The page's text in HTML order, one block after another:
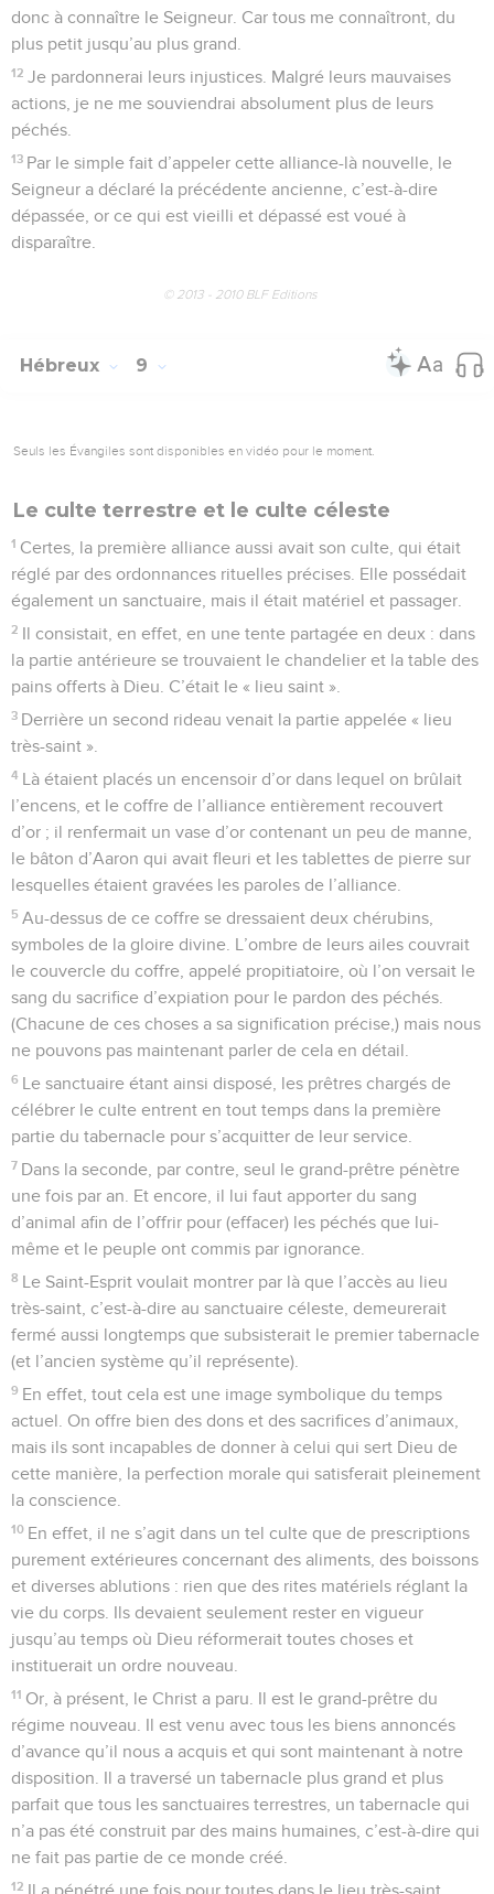
donc à connaître le Seigneur. Car tous me connaîtront, du
plus petit jusqu’au plus grand.
12 Je pardonnerai leurs injustices. Malgré leurs mauvaises
actions, je ne me souviendrai absolument plus de leurs
péchés.
13 Par le simple fait d’appeler cette alliance-là nouvelle, le
Seigneur a déclaré la précédente ancienne, c’est-à-dire
dépassée, or ce qui est vieilli et dépassé est voué à
disparaître.
© 2013 - 2010 BLF Editions
Hébreux 9
Seuls les Évangiles sont disponibles en vidéo pour le moment.
Le culte terrestre et le culte céleste
1 Certes, la première alliance aussi avait son culte, qui était
réglé par des ordonnances rituelles précises. Elle possédait
également un sanctuaire, mais il était matériel et passager.
2 Il consistait, en effet, en une tente partagée en deux : dans
la partie antérieure se trouvaient le chandelier et la table des
pains offerts à Dieu. C’était le « lieu saint ».
3 Derrière un second rideau venait la partie appelée « lieu
très-saint ».
4 Là étaient placés un encensoir d’or dans lequel on brûlait
l’encens, et le coffre de l’alliance entièrement recouvert
d’or ; il renfermait un vase d’or contenant un peu de manne,
le bâton d’Aaron qui avait fleuri et les tablettes de pierre sur
lesquelles étaient gravées les paroles de l’alliance.
5 Au-dessus de ce coffre se dressaient deux chérubins,
symboles de la gloire divine. L’ombre de leurs ailes couvrait
le couvercle du coffre, appelé propitiatoire, où l’on versait le
sang du sacrifice d’expiation pour le pardon des péchés.
(Chacune de ces choses a sa signification précise,) mais nous
ne pouvons pas maintenant parler de cela en détail.
6 Le sanctuaire étant ainsi disposé, les prêtres chargés de
célébrer le culte entrent en tout temps dans la première
partie du tabernacle pour s’acquitter de leur service.
7 Dans la seconde, par contre, seul le grand-prêtre pénètre
une fois par an. Et encore, il lui faut apporter du sang
d’animal afin de l’offrir pour (effacer) les péchés que lui-
même et le peuple ont commis par ignorance.
8 Le Saint-Esprit voulait montrer par là que l’accès au lieu
très-saint, c’est-à-dire au sanctuaire céleste, demeurerait
fermé aussi longtemps que subsisterait le premier tabernacle
(et l’ancien système qu’il représente).
9 En effet, tout cela est une image symbolique du temps
actuel. On offre bien des dons et des sacrifices d’animaux,
mais ils sont incapables de donner à celui qui sert Dieu de
cette manière, la perfection morale qui satisferait pleinement
la conscience.
10 En effet, il ne s’agit dans un tel culte que de prescriptions
purement extérieures concernant des aliments, des boissons
et diverses ablutions : rien que des rites matériels réglant la
vie du corps. Ils devaient seulement rester en vigueur
jusqu’au temps où Dieu réformerait toutes choses et
instituerait un ordre nouveau.
11 Or, à présent, le Christ a paru. Il est le grand-prêtre du
régime nouveau. Il est venu avec tous les biens annoncés
d’avance qu’il nous a acquis et qui sont maintenant à notre
disposition. Il a traversé un tabernacle plus grand et plus
parfait que tous les sanctuaires terrestres, un tabernacle qui
n’a pas été construit par des mains humaines, c’est-à-dire qui
ne fait pas partie de ce monde créé.
12 Il a pénétré une fois pour toutes dans le lieu très-saint